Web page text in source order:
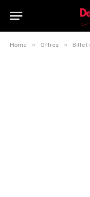
Home » Offres » Billet